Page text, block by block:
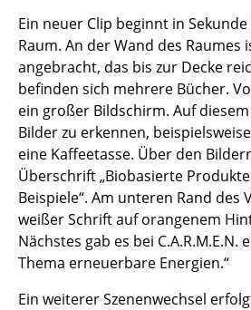
Ein neuer Clip beginnt in
Raum. An der Wand des Raumes
angebracht, das bis zur Decke
befinden sich mehrere Bücher.
ein großer Bildschirm. Auf
Bilder zu erkennen,
eine Kaffeetasse. Über den
Überschrift „Biobasierte
Beispiele“. Am unteren Rand des
weißer Schrift auf orangenem
Nächstes gab es bei C.A.R.M.E.N.
Thema erneuerbare Energien.“
Ein weiterer Szenenwechsel